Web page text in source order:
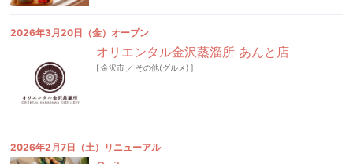
2026年3月20日（金）オープン
オリエンタル金沢蒸溜所 あんと店
[金沢市 ／ その他(グルメ) ]
2026年2月7日（土）リニューアル